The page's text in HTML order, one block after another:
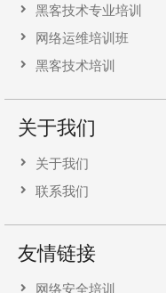
黑客技术专业培训
网络运维培训班
黑客技术培训
关于我们
关于我们
联系我们
友情链接
网络安全培训